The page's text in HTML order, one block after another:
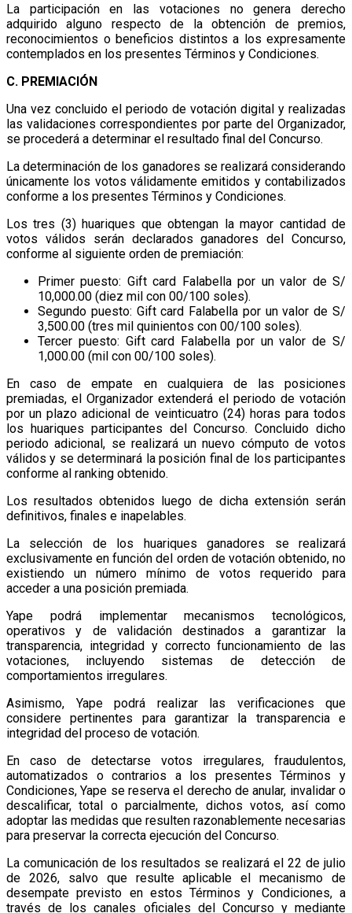
La participación en las votaciones no genera derecho
adquirido alguno respecto de la obtención de premios,
reconocimientos o beneficios distintos a los expresamente
contemplados en los presentes Términos y Condiciones.
C. PREMIACIÓN
Una vez concluido el periodo de votación digital y realizadas
las validaciones correspondientes por parte del Organizador,
se procederá a determinar el resultado final del Concurso.
La determinación de los ganadores se realizará considerando
únicamente los votos válidamente emitidos y contabilizados
conforme a los presentes Términos y Condiciones.
Los tres (3) huariques que obtengan la mayor cantidad de
votos válidos serán declarados ganadores del Concurso,
conforme al siguiente orden de premiación:
Primer puesto: Gift card Falabella por un valor de S/
10,000.00 (diez mil con 00/100 soles).
Segundo puesto: Gift card Falabella por un valor de S/
3,500.00 (tres mil quinientos con 00/100 soles).
Tercer puesto: Gift card Falabella por un valor de S/
1,000.00 (mil con 00/100 soles).
En caso de empate en cualquiera de las posiciones
premiadas, el Organizador extenderá el periodo de votación
por un plazo adicional de veinticuatro (24) horas para todos
los huariques participantes del Concurso. Concluido dicho
periodo adicional, se realizará un nuevo cómputo de votos
válidos y se determinará la posición final de los participantes
conforme al ranking obtenido.
Los resultados obtenidos luego de dicha extensión serán
definitivos, finales e inapelables.
La selección de los huariques ganadores se realizará
exclusivamente en función del orden de votación obtenido, no
existiendo un número mínimo de votos requerido para
acceder a una posición premiada.
Yape podrá implementar mecanismos tecnológicos,
operativos y de validación destinados a garantizar la
transparencia, integridad y correcto funcionamiento de las
votaciones, incluyendo sistemas de detección de
comportamientos irregulares.
Asimismo, Yape podrá realizar las verificaciones que
considere pertinentes para garantizar la transparencia e
integridad del proceso de votación.
En caso de detectarse votos irregulares, fraudulentos,
automatizados o contrarios a los presentes Términos y
Condiciones, Yape se reserva el derecho de anular, invalidar o
descalificar, total o parcialmente, dichos votos, así como
adoptar las medidas que resulten razonablemente necesarias
para preservar la correcta ejecución del Concurso.
La comunicación de los resultados se realizará el 22 de julio
de 2026, salvo que resulte aplicable el mecanismo de
desempate previsto en estos Términos y Condiciones, a
través de los canales oficiales del Concurso y mediante